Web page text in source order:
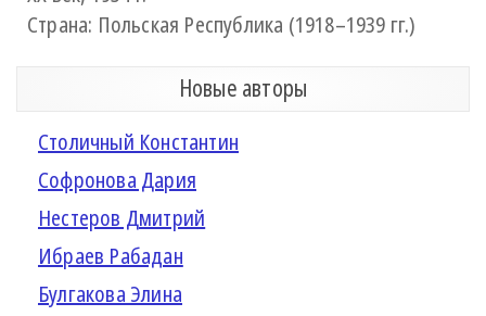
Страна: Польская Республика (1918–1939 гг.)
Новые авторы
Столичный Константин
Софронова Дария
Нестеров Дмитрий
Ибраев Рабадан
Булгакова Элина